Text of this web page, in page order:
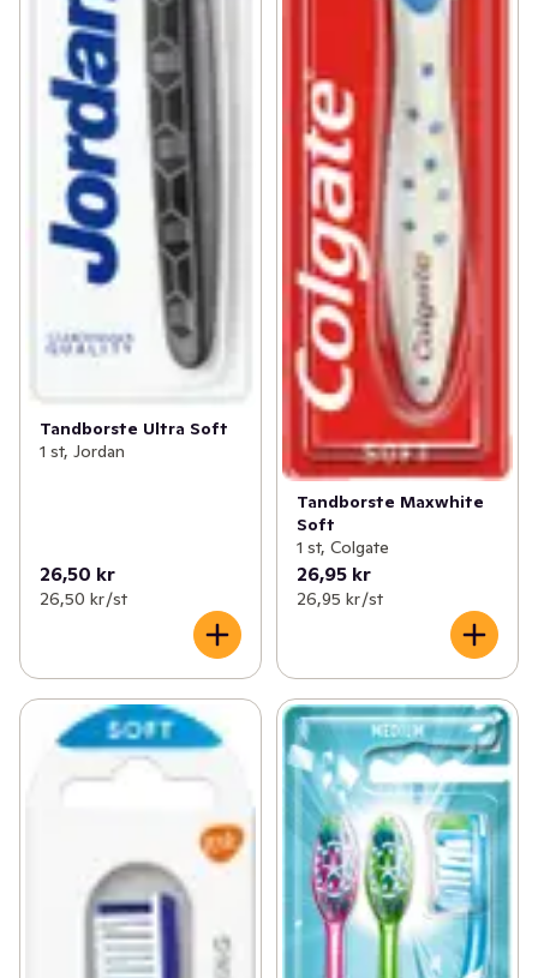
Tandborste Ultra Soft
1 st, Jordan
26,50 kr
26,50 kr /st
Tandborste Maxwhite
Soft
1 st, Colgate
26,95 kr
26,95 kr /st